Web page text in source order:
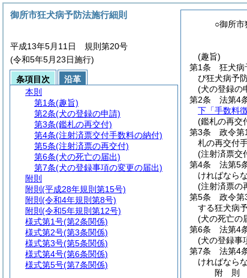
○御所市
(趣旨)
第1条
狂犬病
び狂犬病予
(犬の登録の
第2条
法第4
下「手数料
(鑑札の再交
第3条
政令第
札の再交付
(注射済票交
第4条
法第5
ければならな
(注射済票の
第5条
政令第
する狂犬病
(犬の死亡の
第6条
法第4
(犬の登録事
第7条
法第4
ければならな
附 則
御所市狂犬病予防法施行細則
平成13年5月11日 規則第20号
(令和5年5月23日施行)
条項目次
沿革
本則
第1条(趣旨)
第2条(犬の登録の申請)
第3条(鑑札の再交付)
第4条(注射済票交付手数料の納付)
第5条(注射済票の再交付)
第6条(犬の死亡の届出)
第7条(犬の登録事項の変更の届出)
附則
附則 (平成28年規則第15号)
附則 (令和4年規則第8号)
附則 (令和5年規則第12号)
様式第1号(第2条関係)
様式第2号(第3条関係)
様式第3号(第5条関係)
様式第4号(第6条関係)
様式第5号(第7条関係)